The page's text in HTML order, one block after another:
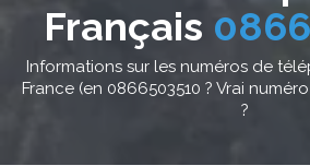
Français
Informations sur les numéros de
France (en 0866503510 ? Vrai
?